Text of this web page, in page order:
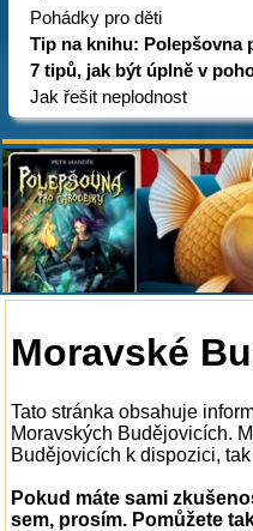
Pohádky pro děti
Tip na knihu: Polepšovna
7 tipů, jak být úplně v
Jak řešit neplodnost
Moravské
Tato stránka obsahuje
Moravských Budějovicích.
Budějovicích k dispozici,
Pokud máte sami
sem, prosím. Pomůžete